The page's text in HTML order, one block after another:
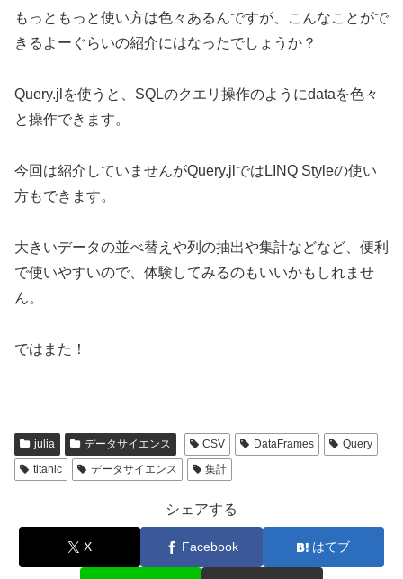
もっともっと使い方は色々あるんですが、こんなことがで
きるよーぐらいの紹介にはなったでしょうか？
Query.jlを使うと、SQLのクエリ操作のようにdataを色々
と操作できます。
今回は紹介していませんがQuery.jlではLINQ Styleの使い
方もできます。
大きいデータの並べ替えや列の抽出や集計などなど、便利
で使いやすいので、体験してみるのもいいかもしれませ
ん。
ではまた！
julia データサイエンス CSV DataFrames
Query
titanic
データサイエンス 集計
シェアする
X Facebook はてブ